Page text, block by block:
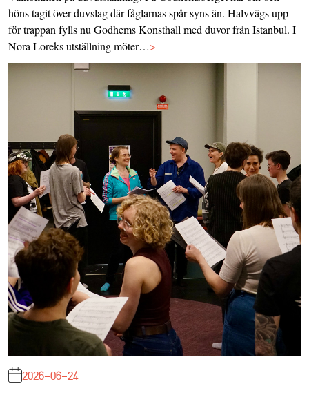
höns tagit över duvslag där fåglarnas spår syns än. Halvvägs upp
för trappan fylls nu Godhems Konsthall med duvor från Istanbul. I
Nora Loreks utställning möter…>
2026-06-24